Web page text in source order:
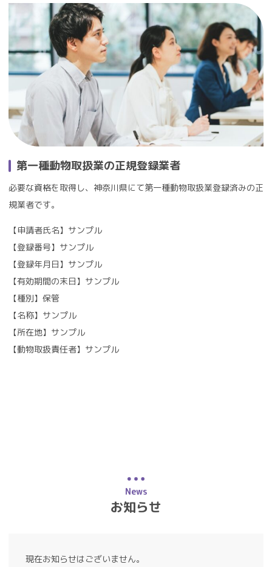
第一種動物取扱業の正規登録業者
必要な資格を取得し、神奈川県にて第一種動物取扱業登録済みの正
規業者です。
【申請者氏名】サンプル
【登録番号】サンプル
【登録年月日】サンプル
【有効期間の末日】サンプル
【種別】保管
【名称】サンプル
【所在地】サンプル
【動物取扱責任者】サンプル
News
お知らせ
現在お知らせはございません。